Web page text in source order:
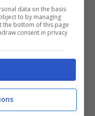
Schumacher, ha
dal
Da sempre
ha comunque
data on the basis
to by managing
the bottom of this page
consent in privacy